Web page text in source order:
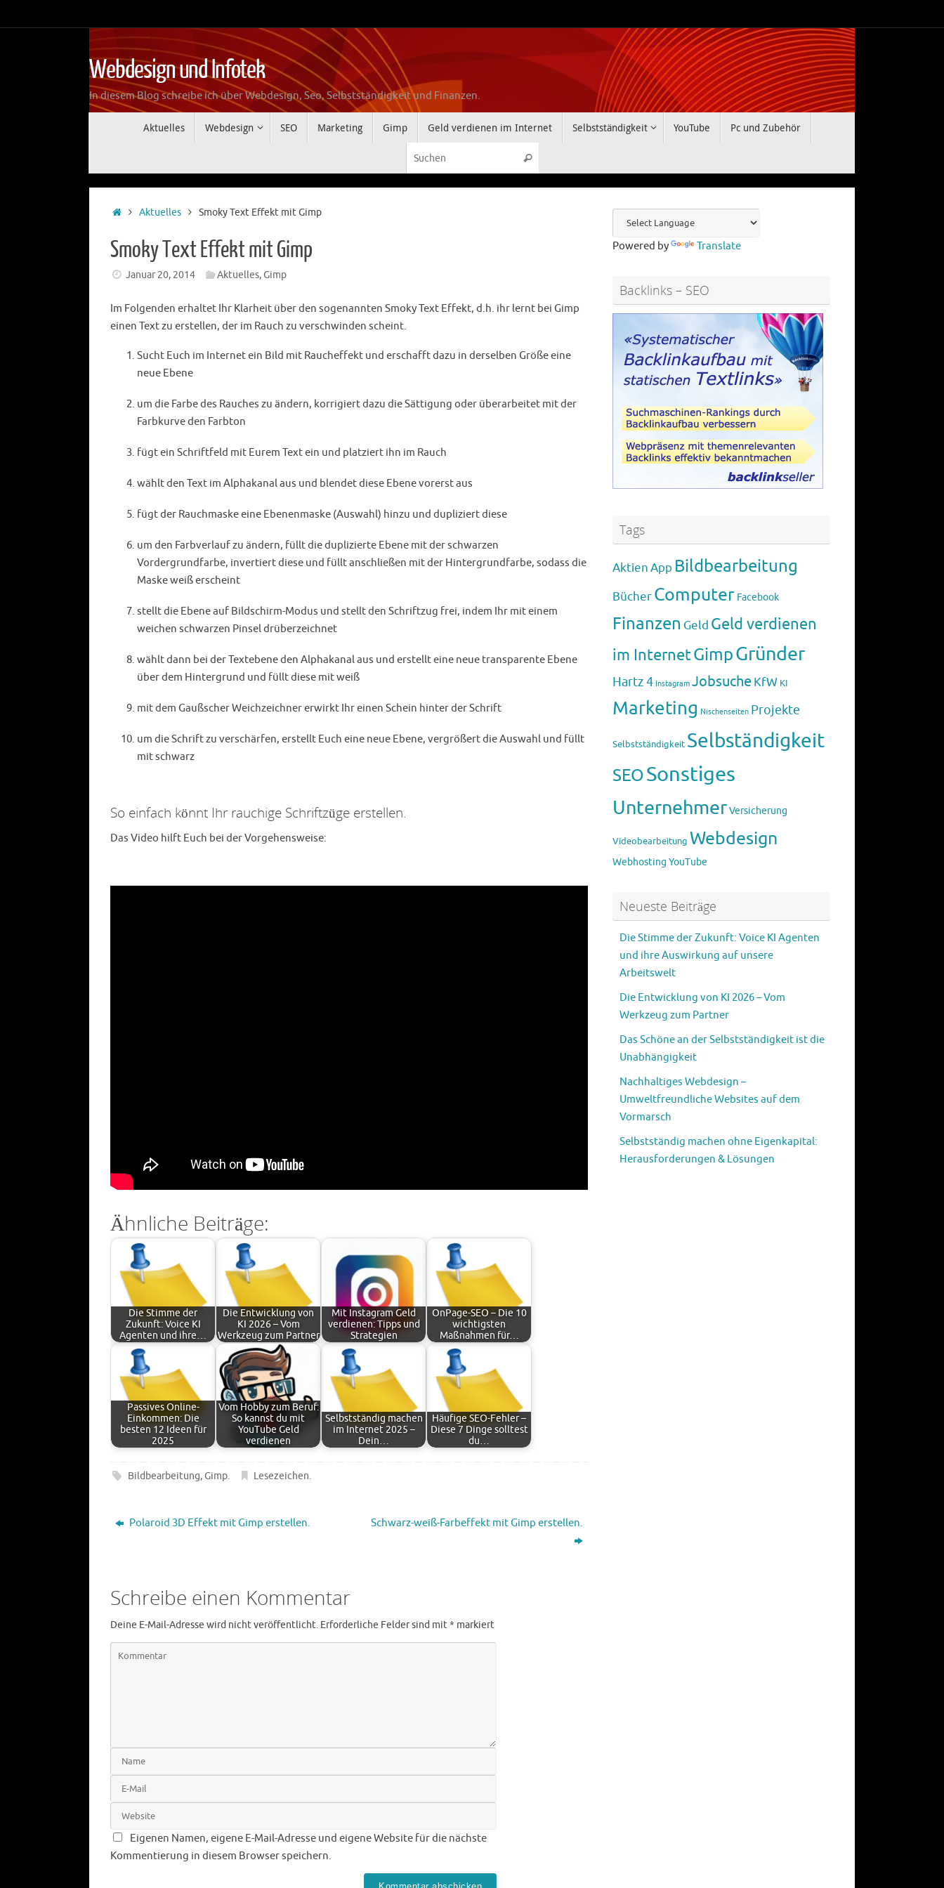
Inhalt
Webdesign und Infotek
In diesem Blog schreibe ich über Webdesign, Seo, Selbstständigkeit und Finanzen.
Aktuelles Webdesign SEO Marketing Gimp Geld verdienen im Internet Selbstständigkeit YouTube
Pc und Zubehör
Suchen
StartAktuelles Smoky Text Effekt mit Gimp
Smoky Text Effekt mit Gimp
Januar 20, 2014 Aktuelles,Gimp
Im Folgenden erhaltet Ihr Klarheit über den sogenannten Smoky Text Effekt, d.h. ihr lernt bei Gimp
einen Text zu erstellen, der im Rauch zu verschwinden scheint.
Sucht Euch im Internet ein Bild mit Raucheffekt und erschafft dazu in derselben Größe eine
neue Ebene
um die Farbe des Rauches zu ändern, korrigiert dazu die Sättigung oder überarbeitet mit der
Farbkurve den Farbton
fügt ein Schriftfeld mit Eurem Text ein und platziert ihn im Rauch
wählt den Text im Alphakanal aus und blendet diese Ebene vorerst aus
fügt der Rauchmaske eine Ebenenmaske (Auswahl) hinzu und dupliziert diese
um den Farbverlauf zu ändern, füllt die duplizierte Ebene mit der schwarzen
Vordergrundfarbe, invertiert diese und füllt anschließen mit der Hintergrundfarbe, sodass die
Maske weiß erscheint
stellt die Ebene auf Bildschirm-Modus und stellt den Schriftzug frei, indem Ihr mit einem
weichen schwarzen Pinsel drüberzeichnet
wählt dann bei der Textebene den Alphakanal aus und erstellt eine neue transparente Ebene
über dem Hintergrund und füllt diese mit weiß
mit dem Gaußscher Weichzeichner erwirkt Ihr einen Schein hinter der Schrift
um die Schrift zu verschärfen, erstellt Euch eine neue Ebene, vergrößert die Auswahl und füllt
mit schwarz
So einfach könnt Ihr rauchige Schriftzüge erstellen.
Das Video hilft Euch bei der Vorgehensweise:
Ähnliche Beiträge:
Die Stimme der
Zukunft: Voice KI
Agenten und ihre…
Die Entwicklung von
KI 2026 – Vom
Werkzeug zum Partner
Mit Instagram Geld
verdienen: Tipps und
Strategien
OnPage-SEO – Die 10
wichtigsten
Maßnahmen für…
Passives Online-
Einkommen: Die
besten 12 Ideen für
2025
Vom Hobby zum Beruf:
So kannst du mit
YouTube Geld
verdienen
Selbstständig machen
im Internet 2025 –
Dein…
Häufige SEO-Fehler –
Diese 7 Dinge solltest
du…
Bildbearbeitung,Gimp. Lesezeichen.
Polaroid 3D Effekt mit Gimp erstellen. Schwarz-weiß-Farbeffekt mit Gimp erstellen.
Schreibe einen Kommentar
Deine E-Mail-Adresse wird nicht veröffentlicht. Erforderliche Felder sind mit* markiert
Eigenen Namen, eigene E-Mail-Adresse und eigene Website für die nächste
Kommentierung in diesem Browser speichern.
Powered by Translate
Backlinks – SEO
Tags
AktienApp Bildbearbeitung
BücherComputer Facebook
Finanzen Geld Geld verdienen
im InternetGimpGründer
Hartz 4 Instagram Jobsuche KfW KI
Marketing Nischenseiten Projekte
Selbstständigkeit Selbständigkeit
SEOSonstiges
UnternehmerVersicherung
Videobearbeitung Webdesign
Webhosting YouTube
Neueste Beiträge
Die Stimme der Zukunft: Voice KI Agenten
und ihre Auswirkung auf unsere
Arbeitswelt
Die Entwicklung von KI 2026 – Vom
Werkzeug zum Partner
Das Schöne an der Selbstständigkeit ist die
Unabhängigkeit
Nachhaltiges Webdesign –
Umweltfreundliche Websites auf dem
Vormarsch
Selbstständig machen ohne Eigenkapital:
Herausforderungen & Lösungen